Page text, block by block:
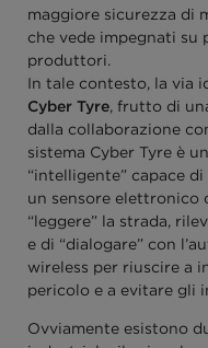
maggiore sicurezza di
che vede impegnati
produttori.
In tale contesto, la via
Cyber Tyre, frutto di
dalla collaborazione
sistema Cyber Tyre è
“intelligente” capace
un sensore elettronico
“leggere” la strada,
e di “dialogare” con
wireless per riuscire a
pericolo e a evitare gli
Ovviamente esistono due focus principali nel veicolo